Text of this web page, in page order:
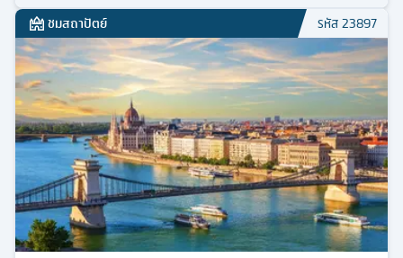
ชมสถาปัตย์ รหัส23897